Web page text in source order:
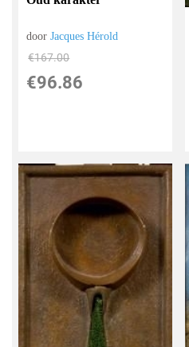
doorJacques Hérold
€167.00
€96.86